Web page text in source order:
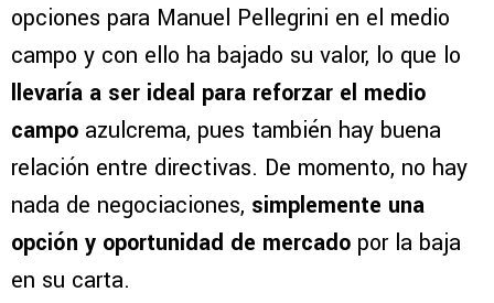
opciones para Manuel Pellegrini en el medio
campo y con ello ha bajado su valor, lo que lo
llevaría a ser ideal para reforzar el medio
campo azulcrema, pues también hay buena
relación entre directivas. De momento, no hay
nada de negociaciones, simplemente una
opción y oportunidad de mercado por la baja
en su carta.